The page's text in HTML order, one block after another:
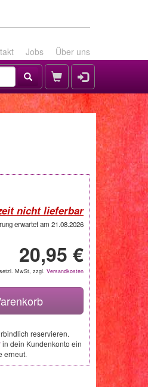
Jobs Über uns
nicht lieferbar
erwartet am 21.08.2026
20,95 €
MwSt, zzgl. Versandkosten
reservieren.
in dein Kundenkonto ein
erneut.